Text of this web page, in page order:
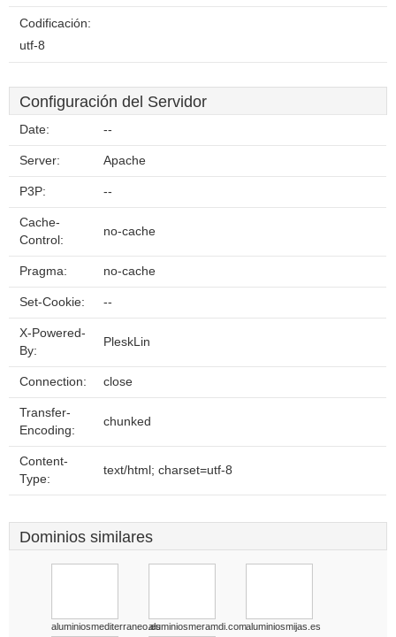
Codificación:
utf-8
Configuración del Servidor
Date: --
Server: Apache
P3P: --
Cache-
Control:
no-cache
Pragma: no-cache
Set-Cookie: --
X-Powered-
By:
PleskLin
Connection: close
Transfer-
Encoding:
chunked
Content-
Type:
text/html; charset=utf-8
Dominios similares
aluminiosmediterraneo.esaluminiosmeramdi.comaluminiosmijas.es